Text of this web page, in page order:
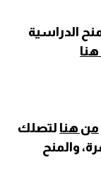
الدراسية
من هنا لتصلك
والمنح